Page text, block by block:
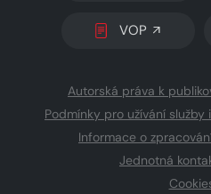
VOP
Autorská práva k
Podmínky pro užívání
Informace o
Jednotná